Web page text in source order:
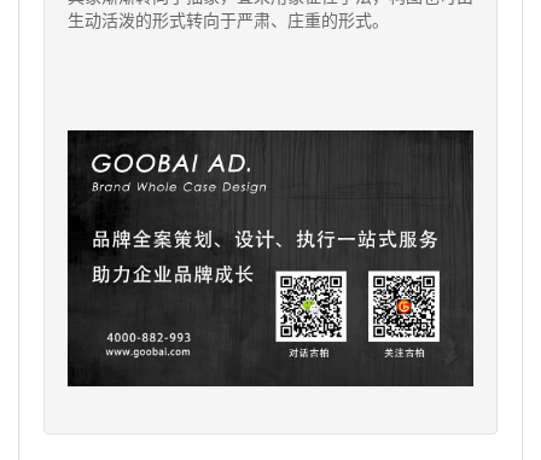
生动活泼的形式转向于严肃、庄重的形式。